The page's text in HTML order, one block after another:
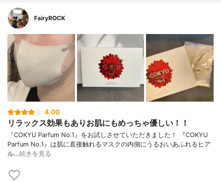
FairyROCK
4.00
リラックス効果もありお肌にもめっちゃ優しい！！
『COKYU Parfum No.1』をお試しさせていただきました！ 『COKYU
Parfum No.1』は肌に直接触れるマスクの内側にうるおいあふれるヒア
ル…続きを見る